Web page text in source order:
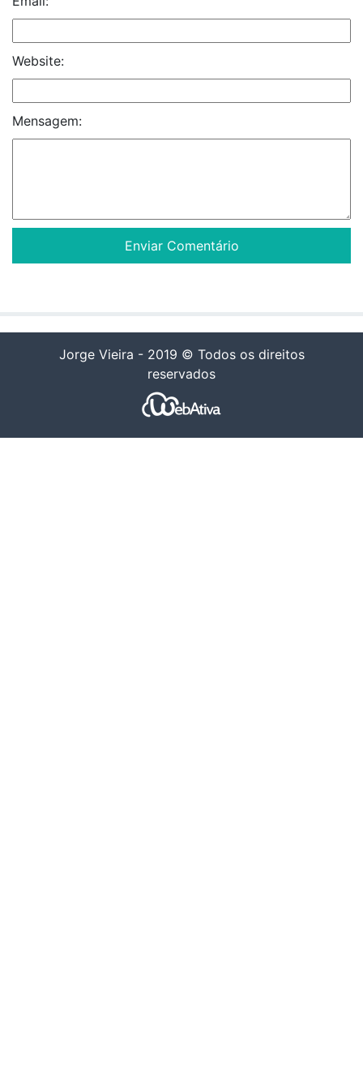
Website:
Mensagem:
Jorge Vieira - 2019 © Todos os direitos
reservados